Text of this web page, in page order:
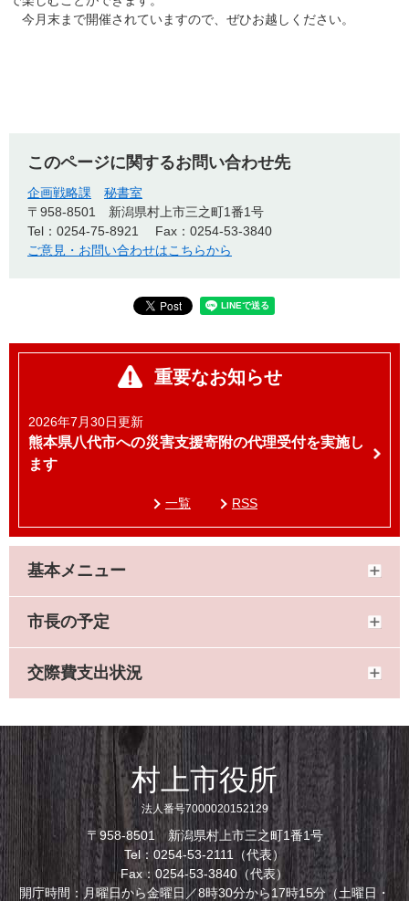
今月末まで開催されていますので、ぜひお越しください。
このページに関するお問い合わせ先
企画戦略課
秘書室
〒958-8501
新潟県村上市三之町1番1号
Tel：0254-75-8921
Fax：0254-53-3840
ご意見・お問い合わせはこちらから
重要なお知らせ
2026年7月30日更新
熊本県八代市への災害支援寄附の代理受付を実施し
ます
一覧 RSS
基本メニュー
市長の予定
交際費支出状況
村上市役所
法人番号7000020152129
〒958-8501 新潟県村上市三之町1番1号
Tel：0254-53-2111（代表）
Fax：0254-53-3840（代表）
開庁時間：月曜日から金曜日／8時30分から17時15分（土曜日・